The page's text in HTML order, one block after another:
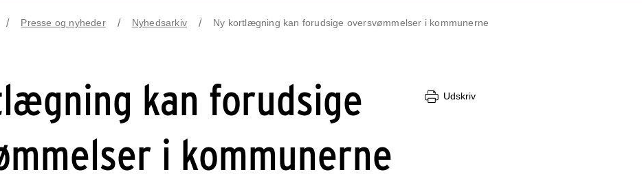
Presse og nyheder Nyhedsarkiv Ny kortlægning kan forudsige oversvømmelser i kommunerne
kan forudsige
i kommunerne
Udskriv